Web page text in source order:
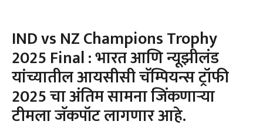
IND vs NZ Champions Trophy
2025 Final : भारत आणि न्यूझीलंड
यांच्यातील आयसीसी चॅम्पियन्स ट्रॉफी
2025 चा अंतिम सामना जिंकणाऱ्या
टीमला जॅकपॉट लागणार आहे.